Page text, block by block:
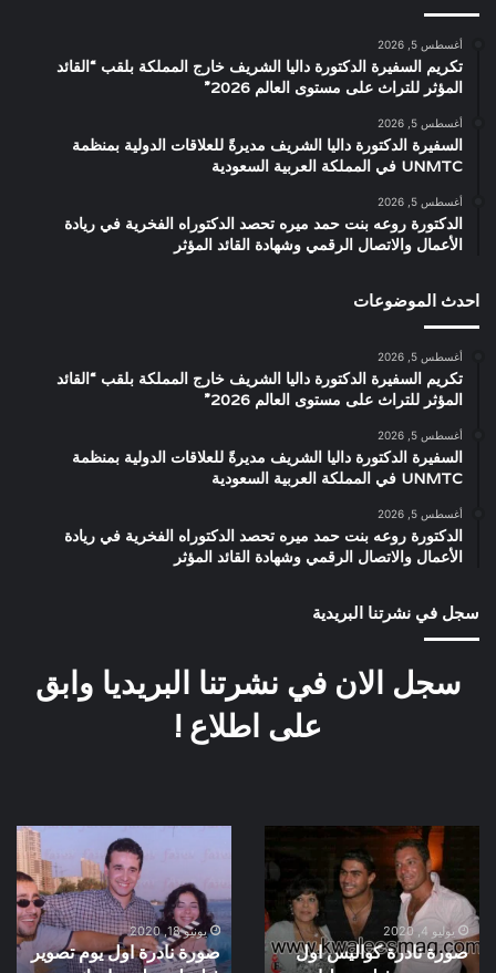
أغسطس 5, 2026
تكريم السفيرة الدكتورة داليا الشريف خارج المملكة بلقب “القائد
المؤثر للتراث على مستوى العالم 2026”
أغسطس 5, 2026
السفيرة الدكتورة داليا الشريف مديرةً للعلاقات الدولية بمنظمة
UNMTC في المملكة العربية السعودية
أغسطس 5, 2026
الدكتورة روعه بنت حمد ميره تحصد الدكتوراه الفخرية في ريادة
الأعمال والاتصال الرقمي وشهادة القائد المؤثر
احدث الموضوعات
أغسطس 5, 2026
تكريم السفيرة الدكتورة داليا الشريف خارج المملكة بلقب “القائد
المؤثر للتراث على مستوى العالم 2026”
أغسطس 5, 2026
السفيرة الدكتورة داليا الشريف مديرةً للعلاقات الدولية بمنظمة
UNMTC في المملكة العربية السعودية
أغسطس 5, 2026
الدكتورة روعه بنت حمد ميره تحصد الدكتوراه الفخرية في ريادة
الأعمال والاتصال الرقمي وشهادة القائد المؤثر
سجل في نشرتنا البريدية
سجل الان في نشرتنا البريديا وابق
على اطلاع !
كواليس
اول
يوم
تصوير
يوليو 4, 2020
صورة نادرة كواليس اول
يوم
تصوير
فيلم
يونيو 18, 2020
صورة نادرة اول يوم تصوير